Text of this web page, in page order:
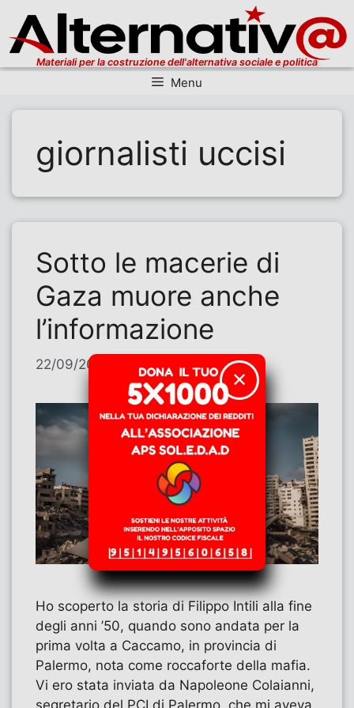
Materiali per la costruzione dell'alternativa sociale e politica
Menu
giornalisti uccisi
Sotto le macerie di
Gaza muore anche
l’informazione
22/09/2025 Vera Pegna
Ho scoperto la storia di Filippo Intili alla fine
degli anni ’50, quando sono andata per la
prima volta a Caccamo, in provincia di
Palermo, nota come roccaforte della mafia.
Vi ero stata inviata da Napoleone Colaianni,
✕